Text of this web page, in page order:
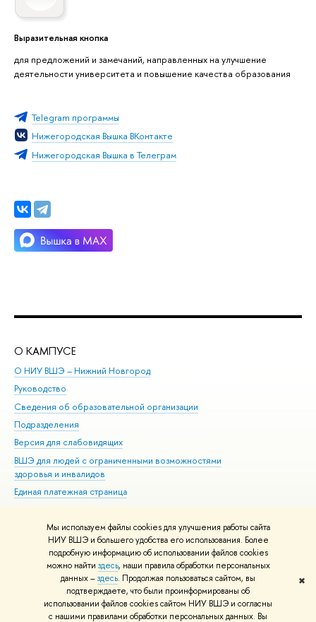
Мы используем файлы cookies для улучшения работы сайта
НИУ ВШЭ и большего удобства его использования. Более
подробную информацию об использовании файлов cookies
можно найти здесь, наши правила обработки персональных
данных –здесь. Продолжая пользоваться сайтом, вы
подтверждаете, что были проинформированы об
использовании файлов cookies сайтом НИУ ВШЭ и согласны
с нашими правилами обработки персональных данных. Вы
✖
Выразительная кнопка
для предложений и замечаний, направленных на улучшение
деятельности университета и повышение качества образования
Telegram программы
Нижегородская Вышка ВКонтакте
Нижегородская Вышка в Телеграм
О КАМПУСЕ
О НИУ ВШЭ – Нижний Новгород
Руководство
Сведения об образовательной организации
Подразделения
Версия для слабовидящих
ВШЭ для людей с ограниченными возможностями
здоровья и инвалидов
Единая платежная страница
© НИУ ВШЭ 1993–2026 Адреса и контакты Условия использования
материалов Политика конфиденциальности Карта сайта